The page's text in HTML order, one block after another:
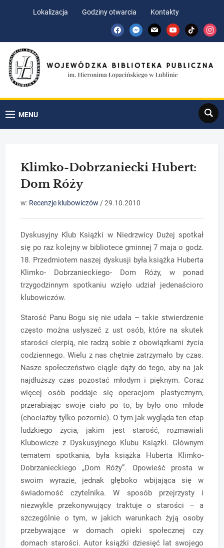
Lokalizacja Godziny otwarcia
Kontakty
facebookmessenger
mail youtubetiktok
MENU
Search
Klimko-Dobrzaniecki Hubert:
Dom Róży
w: Recenzje klubowiczów /29.10.2010
Dyskusyjny Klub Książki w Niedrzwicy Dużej spotkał
się po raz kolejny w bibliotece gminnej 7 maja o godz.
18. Przedmiotem naszej dyskusji była książka Huberta
Klimko- Dobrzanieckiego- Dom Róży, w ponad
trzygodzinnym spotkaniu wzięło udział jedenaścioro
klubowiczów.
Starość Panu Bogu się nie udała – takie stwierdzenie
często można usłyszeć z ust osób, które na skutek
starości cierpią, nie radzą sobie z obowiązkami życia
codziennego. Wielu z nas chętnie zatrzymało by czas.
Nasze społeczeństwo ciągle dąży do tego, aby na jak
najdłuższy czas pozostać młodym i pięknym. Coraz
więcej osób poddaje się operacjom plastycznym,
przerabiając swoje ciało po to, by było ono młode
(chociażby tylko pozornie). O tym jak wygląda ten etap
ludzkiego życia, jakim jest starość, rozmawiali
Klubowicze z Dyskusyjnego Klubu Ksiązki. Głównym
tematem spotkania, była książka Huberta Klimko-
Dobrzanieckiego „Dom Róży”. Opowieść prosta w
swoim wyrazie, jednak głęboko wbijająca się w
świadomość czytelnika. W sposób przejrzysty i
niezwykle przekonywujący traktuje o starości – a
szczególnie o tym, w jakich warunkach żyją osoby
przebywające w domach opieki społecznej czy
domach starości. Autor książki dziesięć lat swojego